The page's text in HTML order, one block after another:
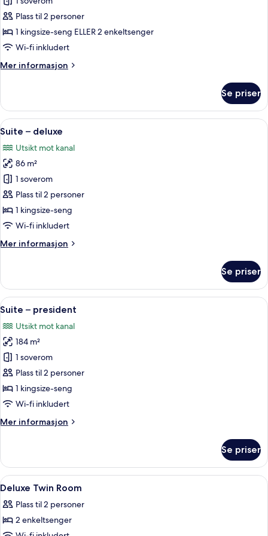
–
superior
(Riverside)
Plass til 2 personer
1 kingsize-seng ELLER 2 enkeltsenger
Wi-fi inkludert
Mer informasjon
Mer
–
superior
(Riverside)
Se priser
Åpne
alle
bildene
av
Suite
–
deluxe
Suite – deluxe | Allergitestet
11
Suite – deluxe
Utsikt mot kanal
86 m²
1 soverom
Plass til 2 personer
1 kingsize-seng
Wi-fi inkludert
Mer informasjon
Mer
–
deluxe
Se priser
Åpne
alle
bildene
av
Suite
–
president
Suite – president | Allergitestet
9
Suite – president
Utsikt mot kanal
184 m²
1 soverom
Plass til 2 personer
1 kingsize-seng
Wi-fi inkludert
Mer informasjon
Mer
–
president
Se priser
Åpne
alle
bildene
av
Allergitestet sengetøy, dundyner,
4
Deluxe Twin Room
Plass til 2 personer
2 enkeltsenger